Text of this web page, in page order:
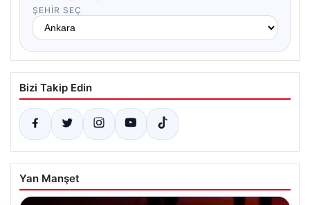
ŞEHIR SEÇ
Bizi Takip Edin
Yan Manşet